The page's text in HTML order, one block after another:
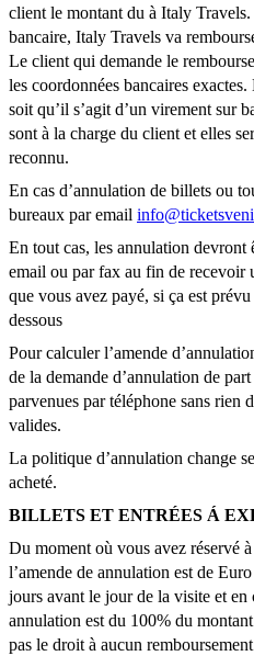
client le montant du à Italy
bancaire, Italy Travels va
Le client qui demande le
les coordonnées bancaires
soit qu’il s’agit d’un virement sur
sont à la charge du client et elles
reconnu.
En cas d’annulation de billets ou
bureaux par email
En tout cas, les annulation devront
email ou par fax au fin de recevoir
que vous avez payé, si ça est
dessous
Pour calculer l’amende
de la demande d’annulation de
parvenues par téléphone sans rien
valides.
La politique d’annulation change
acheté.
BILLETS ET ENTRÉES Á
Du moment où vous avez réservé
l’amende de annulation est de
jours avant le jour de la visite et en
annulation est du 100% du
pas le droit à aucun